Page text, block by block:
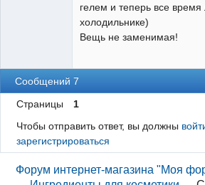
гелем и теперь все время
холодильнике)
Вещь не заменимая!
Сообщений 7
Страницы
1
Чтобы отправить ответ, вы должны
зарегистрироваться
Форум интернет-магазина "Моя